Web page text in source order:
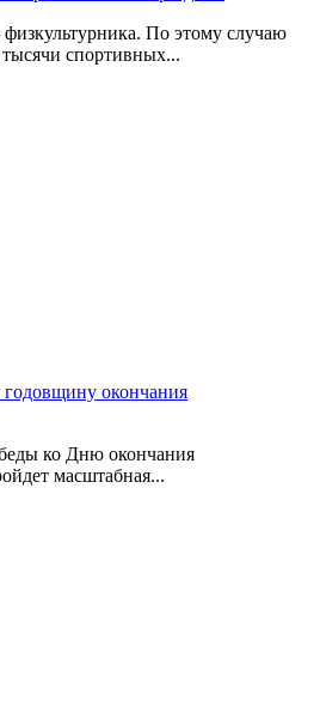
По этому случаю
тысячи спортивных...
окончания
ко Дню окончания
масштабная...